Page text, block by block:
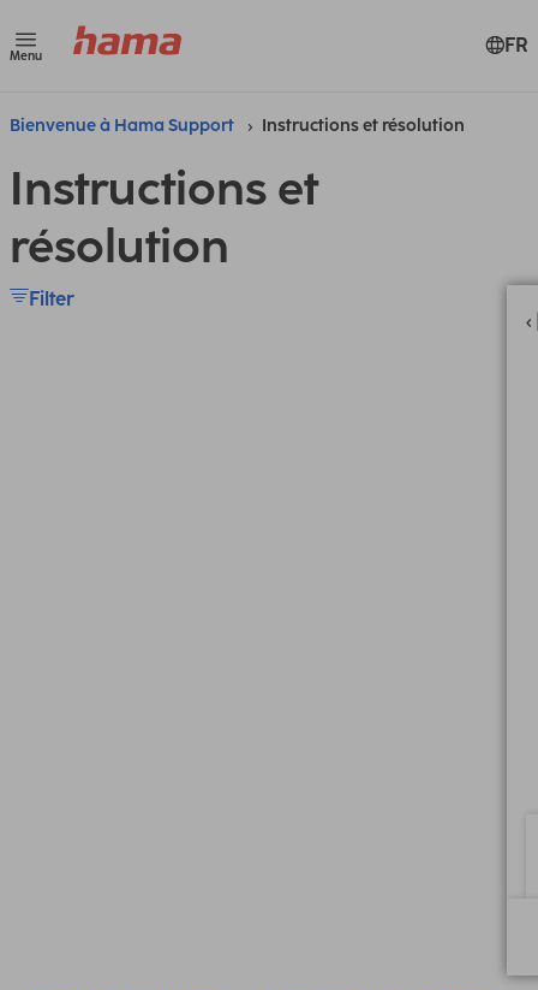
Menu FR
Bienvenue à Hama Support Instructions et résolution
Instructions et
résolution
Filter